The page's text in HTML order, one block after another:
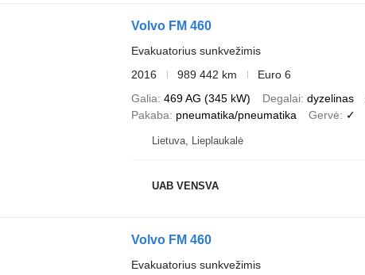
Volvo FM 460
Evakuatorius sunkvežimis
2016
989 442 km
Euro 6
Galia 469 AG (345 kW) Degalai dyzelinas
Pakaba
pneumatika/pneumatika Gervė ✓
Lietuva, Lieplaukalė
UAB VENSVA
Volvo FM 460
Evakuatorius sunkvežimis